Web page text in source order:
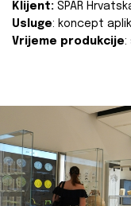
Klijent: SPAR
Usluge: koncept
Vrijeme produkcije: